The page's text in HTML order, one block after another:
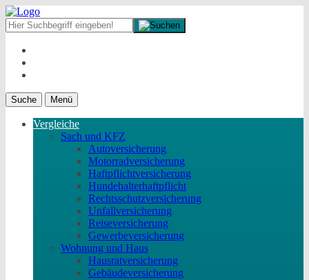
Suche Menü
Vergleiche
Sach und KFZ
Autoversicherung
Motorradversicherung
Haftpflichtversicherung
Hundehalterhaftpflicht
Rechtsschutzversicherung
Unfallversicherung
Reiseversicherung
Gewerbeversicherung
Wohnung und Haus
Hausratversicherung
Gebäudeversicherung